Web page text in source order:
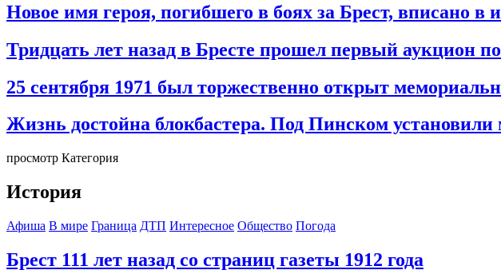
Новое имя героя, погибшего в боях за Брест, вписано в
Тридцать лет назад в Бресте прошел первый аукцион
25 сентября 1971 был торжественно открыт
Жизнь достойна блокбастера. Под Пинском
просмотр Категория
История
Афиша В мире Граница ДТП Интересное Общество Погода
Брест 111 лет назад со страниц газеты 1912 года